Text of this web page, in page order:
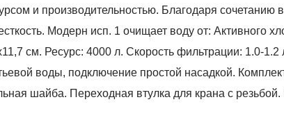
и производительностью. Благодаря сочетанию
Модерн исп. 1 очищает воду от: Активного
см. Ресурс: 4000 л. Скорость фильтрации: 1.0-
воды, подключение простой насадкой.
шайба. Переходная втулка для крана с резьбой.